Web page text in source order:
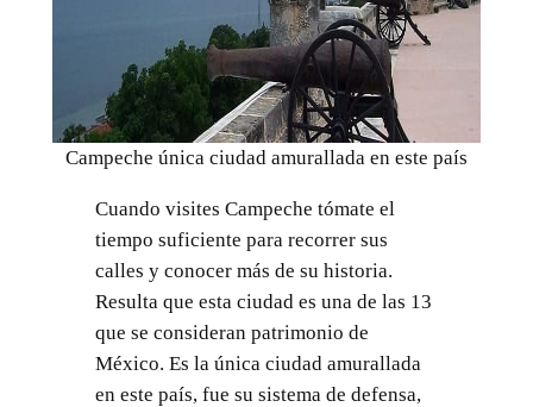
Campeche única ciudad amurallada en este país
Cuando visites Campeche tómate el
tiempo suficiente para recorrer sus
calles y conocer más de su historia.
Resulta que esta ciudad es una de las 13
que se consideran patrimonio de
México. Es la única ciudad amurallada
en este país, fue su sistema de defensa,